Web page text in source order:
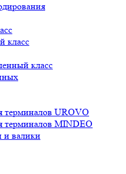
класс
класс
терминалов UROVO
терминалов MINDEO
и валики